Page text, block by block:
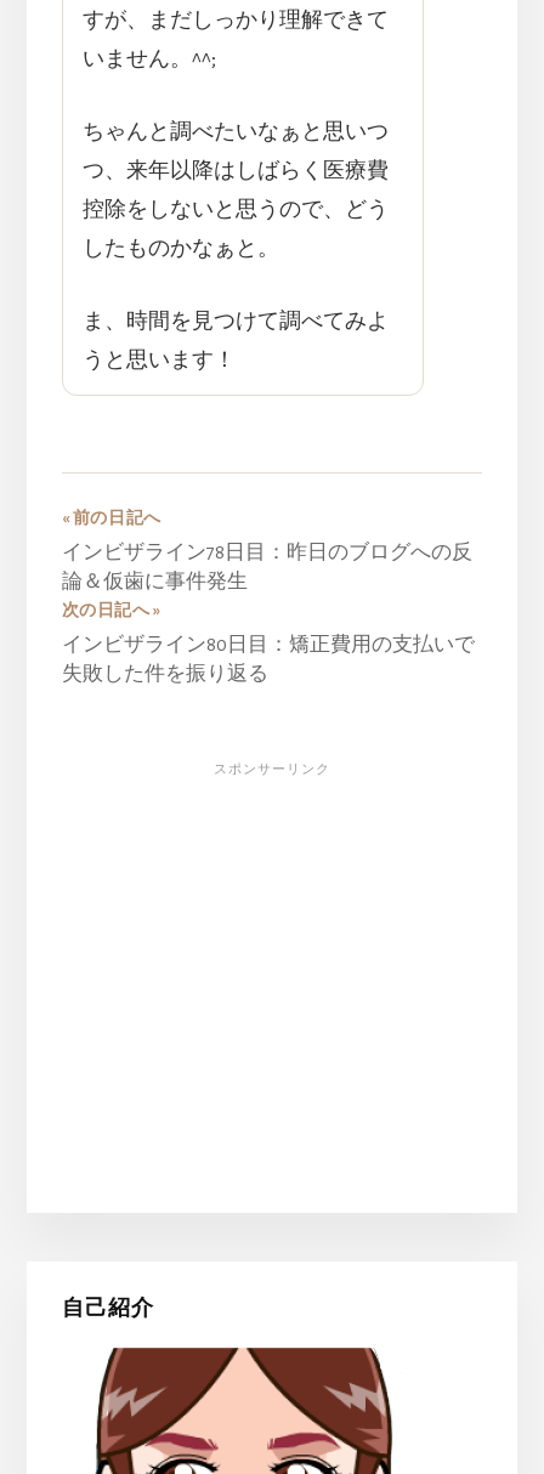
すが、まだしっかり理解できて
いません。^^;
ちゃんと調べたいなぁと思いつ
つ、来年以降はしばらく医療費
控除をしないと思うので、どう
したものかなぁと。
ま、時間を見つけて調べてみよ
うと思います！
« 前の日記へ
インビザライン78日目：昨日のブログへの反
論＆仮歯に事件発生
次の日記へ »
インビザライン80日目：矯正費用の支払いで
失敗した件を振り返る
スポンサーリンク
最自己紹介